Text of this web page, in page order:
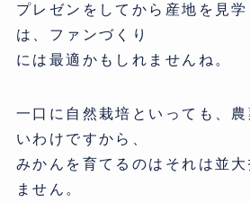
プレゼンをしてから産地を見
は、ファンづくり
には最適かもしれませんね。
一口に自然栽培といっても、
いわけですから、
みかんを育てるのはそれは並大
ません。